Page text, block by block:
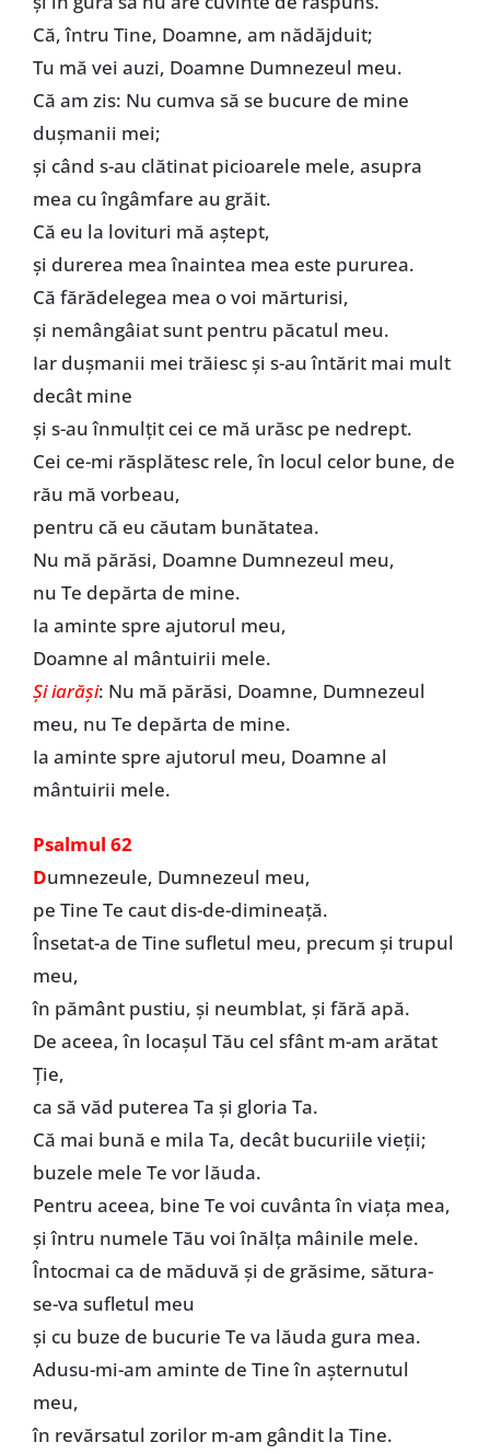
Că, întru Tine, Doamne, am nădăjduit;
Tu mă vei auzi, Doamne Dumnezeul meu.
Că am zis: Nu cumva să se bucure de mine
duşmanii mei;
şi când s-au clătinat picioarele mele, asupra
mea cu îngâmfare au grăit.
Că eu la lovituri mă aştept,
şi durerea mea înaintea mea este pururea.
Că fărădelegea mea o voi mărturisi,
şi nemângâiat sunt pentru păcatul meu.
Iar duşmanii mei trăiesc şi s-au întărit mai mult
decât mine
şi s-au înmulţit cei ce mă urăsc pe nedrept.
Cei ce-mi răsplătesc rele, în locul celor bune, de
rău mă vorbeau,
pentru că eu căutam bunătatea.
Nu mă părăsi, Doamne Dumnezeul meu,
nu Te depărta de mine.
Ia aminte spre ajutorul meu,
Doamne al mântuirii mele.
Şi iarăşi: Nu mă părăsi, Doamne, Dumnezeul
meu, nu Te depărta de mine.
Ia aminte spre ajutorul meu, Doamne al
mântuirii mele.
Psalmul 62
Dumnezeule, Dumnezeul meu,
pe Tine Te caut dis-de-dimineață.
Însetat-a de Tine sufletul meu, precum şi trupul
meu,
în pământ pustiu, şi neumblat, şi fără apă.
De aceea, în locașul Tău cel sfânt m-am arătat
Ție,
ca să văd puterea Ta şi gloria Ta.
Că mai bună e mila Ta, decât bucuriile vieţii;
buzele mele Te vor lăuda.
Pentru aceea, bine Te voi cuvânta în viaţa mea,
şi întru numele Tău voi înălţa mâinile mele.
Întocmai ca de măduvă şi de grăsime, sătura-
se-va sufletul meu
şi cu buze de bucurie Te va lăuda gura mea.
Adusu-mi-am aminte de Tine în aşternutul
meu,
în revărsatul zorilor m-am gândit la Tine.